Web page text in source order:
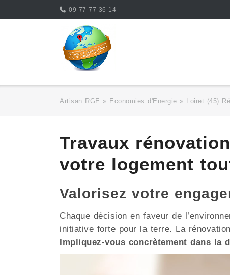
09 77 77 36 14
Artisan RGE » Economies d'Energie » Loiret (45)
Travaux
votre logement
Valorisez votre
Chaque décision en faveur de
initiative forte pour la terre. La
Impliquez-vous concrètement dans la